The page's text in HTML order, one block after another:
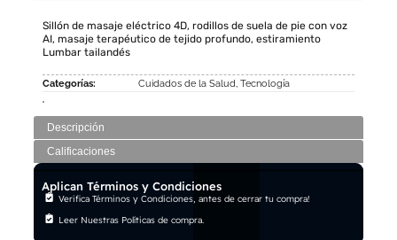
Descripción
Calificaciones
Sillón de masaje eléctrico 4D, rodillos de suela de pie con voz
AI, masaje terapéutico de tejido profundo, estiramiento
Lumbar tailandés
Categorías: Cuidados de la Salud, Tecnología
Aplican Términos y Condiciones
Verifica Términos y Condiciones, antes de cerrar tu compra!
Leer Nuestras Políticas de compra.